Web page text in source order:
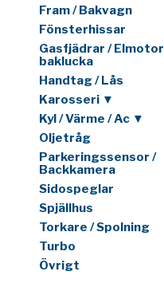
Fram / Bakvagn
Fönsterhissar
Gasfjädrar / Elmotor
baklucka
Handtag / Lås
Karosseri ▼
Kyl / Värme / Ac ▼
Oljetråg
Parkeringssensor /
Backkamera
Sidospeglar
Spjällhus
Torkare / Spolning
Turbo
Övrigt